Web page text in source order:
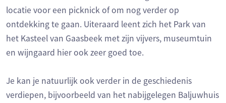
locatie voor een picknick of om nog verder op
ontdekking te gaan. Uiteraard leent zich het Park van
het Kasteel van Gaasbeek met zijn vijvers, museumtuin
en wijngaard hier ook zeer goed toe.
Je kan je natuurlijk ook verder in de geschiedenis
verdiepen, bijvoorbeeld van het nabijgelegen Baljuwhuis